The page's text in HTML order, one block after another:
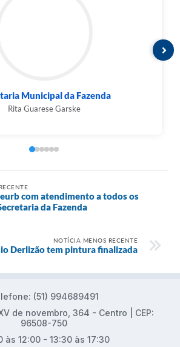
Municipal da Fazenda
Rita Guarese Garske
com atendimento a todos os
da Fazenda
NOTÍCIA MENOS RECENTE
Derlizão tem pintura finalizada
(51) 994689491
de novembro, 364 - Centro | CEP:
96508-750
às 12:00 - 13:30 às 17:30